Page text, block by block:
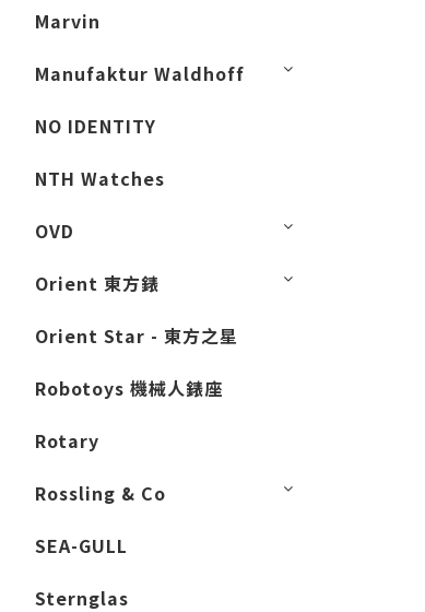
Marvin
Manufaktur Waldhoff
NO IDENTITY
NTH Watches
OVD
Orient 東方錶
Orient Star - 東方之星
Robotoys 機械人錶座
Rotary
Rossling & Co
SEA-GULL
Sternglas